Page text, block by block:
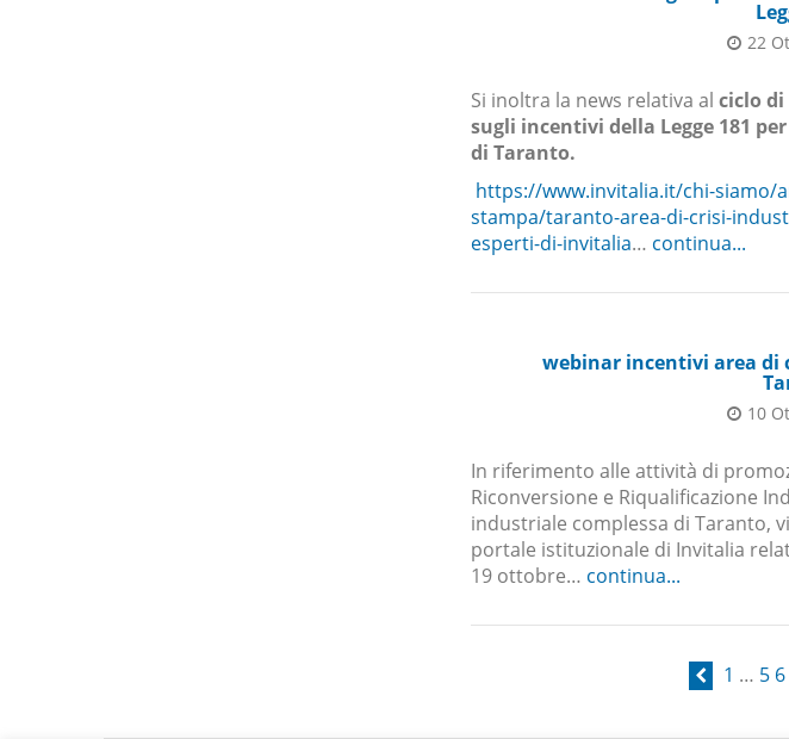
22
Si inoltra la news relativa al ciclo
sugli incentivi della Legge 181
di Taranto.
https://www.invitalia.it/chi-siamo/
stampa/taranto-area-di-crisi-
esperti-di-invitalia… continua...
webinar incentivi area di
10
In riferimento alle attività di
Riconversione e Riqualificazione
industriale complessa di Taranto,
portale istituzionale di Invitalia
19 ottobre… continua...
1 … 5 6